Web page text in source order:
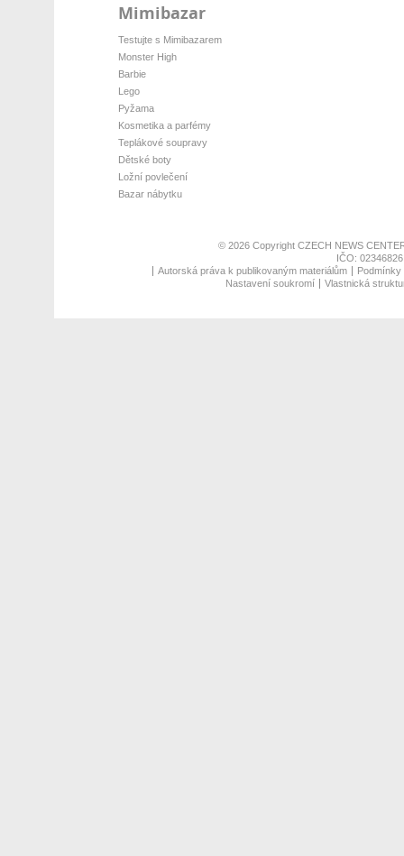
Mimibazar
Testujte s Mimibazarem
Monster High
Barbie
Lego
Pyžama
Kosmetika a parfémy
Teplákové soupravy
Dětské boty
Ložní povlečení
Bazar nábytku
© 2026 Copyright CZECH NEWS
IČO:
Autorská práva k publikovaným materiálům
Nastavení soukromí
Vlastnická